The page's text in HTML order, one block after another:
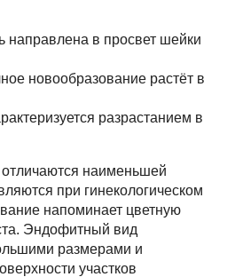
направлена в просвет шейки
новообразование растёт в
разрастанием в
наименьшей
при гинекологическом
напоминает цветную
Эндофитный вид
размерами и
участков